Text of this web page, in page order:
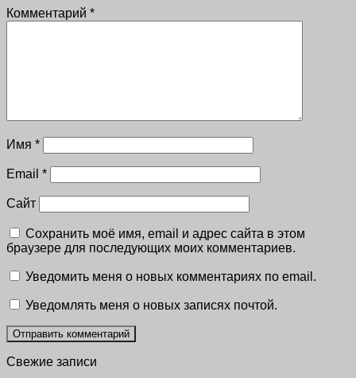
Комментарий *
Имя *
Email *
Сайт
Сохранить моё имя, email и адрес сайта в этом
браузере для последующих моих комментариев.
Уведомить меня о новых комментариях по email.
Уведомлять меня о новых записях почтой.
Свежие записи